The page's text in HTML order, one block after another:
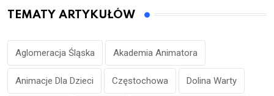
TEMATY ARTYKUŁÓW
Aglomeracja Śląska Akademia Animatora
Animacje Dla Dzieci Częstochowa Dolina Warty